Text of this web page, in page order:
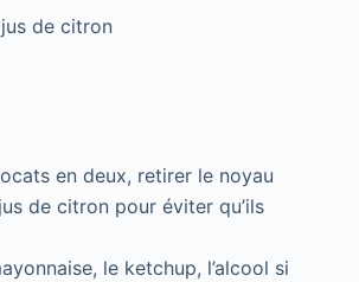
de citron
en deux, retirer le noyau
de citron pour éviter qu’ils
le ketchup, l’alcool si